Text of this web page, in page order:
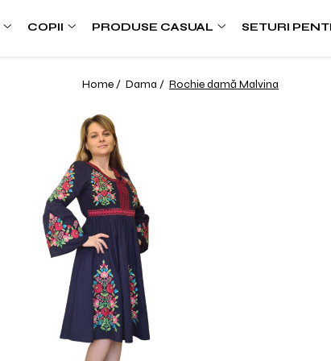
COPII PRODUSE CASUAL SETURI
Home / Dama / Rochie damă Malvina